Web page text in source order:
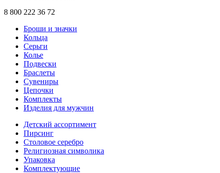
8 800 222 36 72
Броши и значки
Кольца
Серьги
Колье
Подвески
Браслеты
Сувениры
Цепочки
Комплекты
Изделия для мужчин
Детский ассортимент
Пирсинг
Столовое серебро
Религиозная символика
Упаковка
Комплектующие